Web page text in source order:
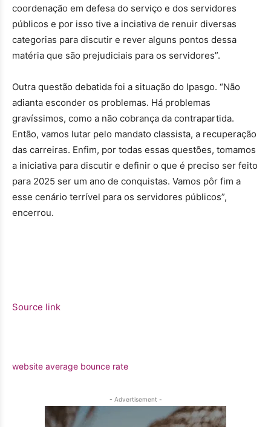
coordenação em defesa do serviço e dos servidores
públicos e por isso tive a inciativa de renuir diversas
categorias para discutir e rever alguns pontos dessa
matéria que são prejudiciais para os servidores”.
Outra questão debatida foi a situação do Ipasgo. “Não
adianta esconder os problemas. Há problemas
gravíssimos, como a não cobrança da contrapartida.
Então, vamos lutar pelo mandato classista, a recuperação
das carreiras. Enfim, por todas essas questões, tomamos
a iniciativa para discutir e definir o que é preciso ser feito
para 2025 ser um ano de conquistas. Vamos pôr fim a
esse cenário terrível para os servidores públicos”,
encerrou.
Source link
website average bounce rate
- Advertisement -